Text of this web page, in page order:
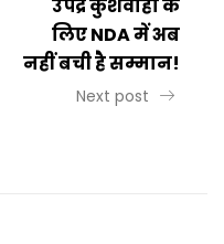
उपेंद्र कुशवाहा के
लिए NDA में अब
नहीं बची है सम्मान!
Next post